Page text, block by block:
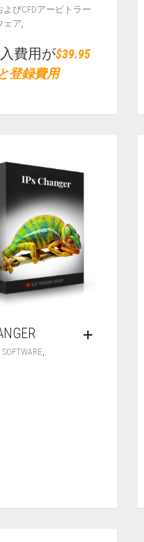
びCFDアービトラー
ェア
費用が$39.95
登録費用
,